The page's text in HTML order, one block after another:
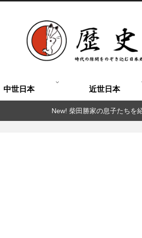
中世日本 近世日本
New! 柴田勝家の息子たちを